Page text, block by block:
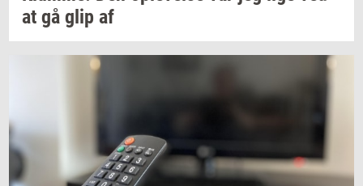
at gå glip af